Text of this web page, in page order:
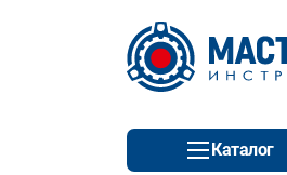
Каталог